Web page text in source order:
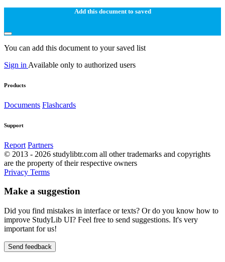
Add this document to saved
You can add this document to your saved list
Sign in Available only to authorized users
Products
Documents Flashcards
Support
Report Partners
© 2013 - 2026 studylibtr.com all other trademarks and copyrights
are the property of their respective owners
Privacy Terms
Make a suggestion
Did you find mistakes in interface or texts? Or do you know how to
improve StudyLib UI? Feel free to send suggestions. It's very
important for us!
Send feedback